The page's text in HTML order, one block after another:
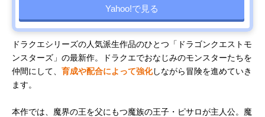
Yahoo!で見る
ドラクエシリーズの人気派生作品のひとつ「ドラゴンクエストモ
ンスターズ」の最新作。ドラクエでおなじみのモンスターたちを
仲間にして、 育成や配合によって強化しながら冒険を進めていき
ます。
本作では、魔界の王を父にもつ魔族の王子・ピサロが主人公。魔